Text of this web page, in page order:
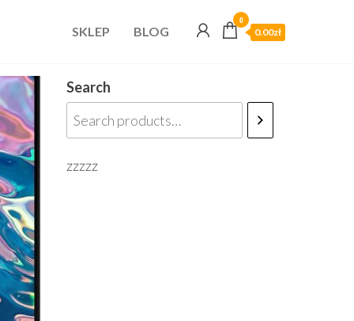
SKLEP BLOG
0
0.00zł
Search
zzzzz